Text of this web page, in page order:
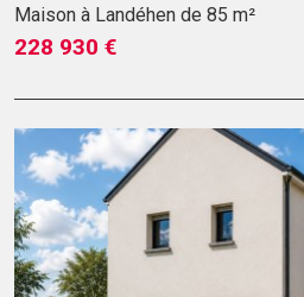
Maison à Landéhen de 85 m²
228 930 €